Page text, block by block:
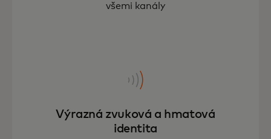
všemi kanály
Výrazná zvuková a hmatová
identita